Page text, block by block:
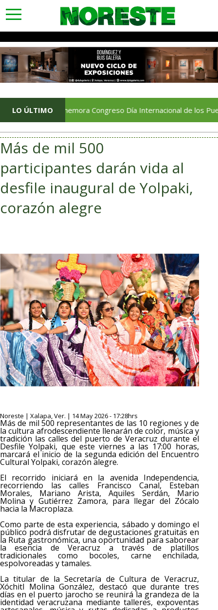
toggle
navigation
LO ÚLTIMO
Conmemora Congreso Día Internacional de los Pueblos
Más de mil 500
participantes darán vida al
desfile inaugural de Yolpaki,
corazón alegre
Noreste | Xalapa, Ver. | 14 May 2026 - 17:28hrs
Más de mil 500 representantes de las 10 regiones y de
la cultura afrodescendiente llenarán de color, música y
tradición las calles del puerto de Veracruz durante el
Desfile Yolpaki, que este viernes a las 17:00 horas,
marcará el inicio de la segunda edición del Encuentro
Cultural Yolpaki, corazón alegre.
El recorrido iniciará en la avenida Independencia,
recorriendo las calles Francisco Canal, Esteban
Morales, Mariano Arista, Aquiles Serdán, Mario
Molina y Gutiérrez Zamora, para llegar del Zócalo
hacia la Macroplaza.
Como parte de esta experiencia, sábado y domingo el
público podrá disfrutar de degustaciones gratuitas en
la Ruta gastronómica, una oportunidad para saborear
la esencia de Veracruz a través de platillos
tradicionales como bocoles, carne enchilada,
espolvoreadas y tamales.
La titular de la Secretaría de Cultura de Veracruz,
Xóchitl Molina González, destacó que durante tres
días en el puerto jarocho se reunirá la grandeza de la
identidad veracruzana mediante talleres, expoventas